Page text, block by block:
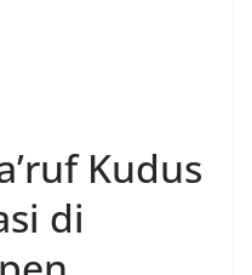
Kudus
di